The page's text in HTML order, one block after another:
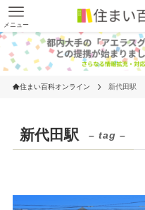
メニュー
住まい百科オンライン 新代田駅
新代田駅 – tag –